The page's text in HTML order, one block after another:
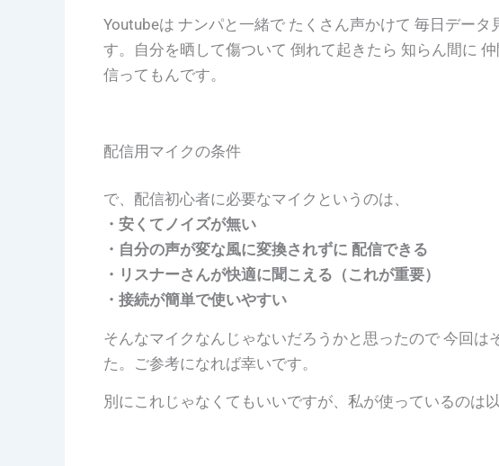
Youtubeは ナンパと一緒で たくさん声かけて 毎日デー
す。自分を晒して傷ついて 倒れて起きたら 知らん間に
信ってもんです。
配信用マイクの条件
で、配信初心者に必要なマイクというのは、
・安くてノイズが無い
・自分の声が変な風に変換されずに 配信できる
・リスナーさんが快適に聞こえる（これが重要）
・接続が簡単で使いやすい
そんなマイクなんじゃないだろうかと思ったので 今回は
た。ご参考になれば幸いです。
別にこれじゃなくてもいいですが、私が使っているのは